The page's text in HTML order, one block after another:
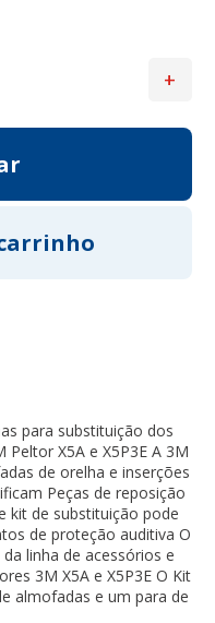
para substituição dos
X5A e X5P3E A 3M
de orelha e inserções
Peças de reposição
kit de substituição pode
de proteção auditiva O
linha de acessórios e
3M X5A e X5P3E O Kit
almofadas e um para de